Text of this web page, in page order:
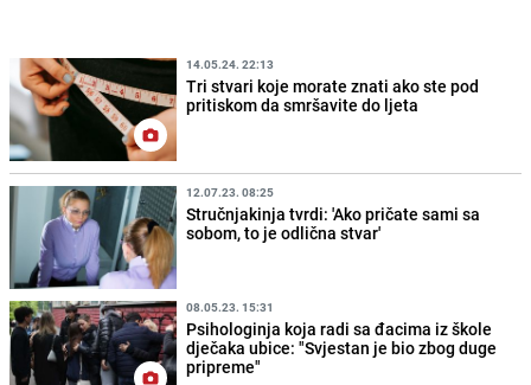
14.05.24. 22:13
Tri stvari koje morate znati ako ste pod
pritiskom da smršavite do ljeta
12.07.23. 08:25
Stručnjakinja tvrdi: 'Ako pričate sami sa
sobom, to je odlična stvar'
08.05.23. 15:31
Psihologinja koja radi sa đacima iz škole
dječaka ubice: "Svjestan je bio zbog duge
pripreme"